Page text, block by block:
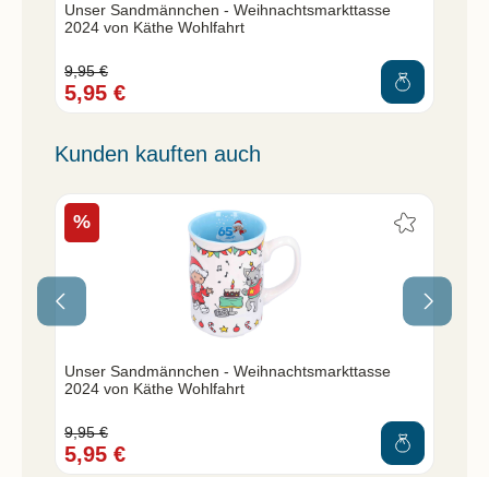
Unser Sandmännchen - Weihnachtsmarkttasse
2024 von Käthe Wohlfahrt
9,95 €
5,95 €
Kunden kauften auch
%
Unser Sandmännchen - Weihnachtsmarkttasse
2024 von Käthe Wohlfahrt
9,95 €
5,95 €